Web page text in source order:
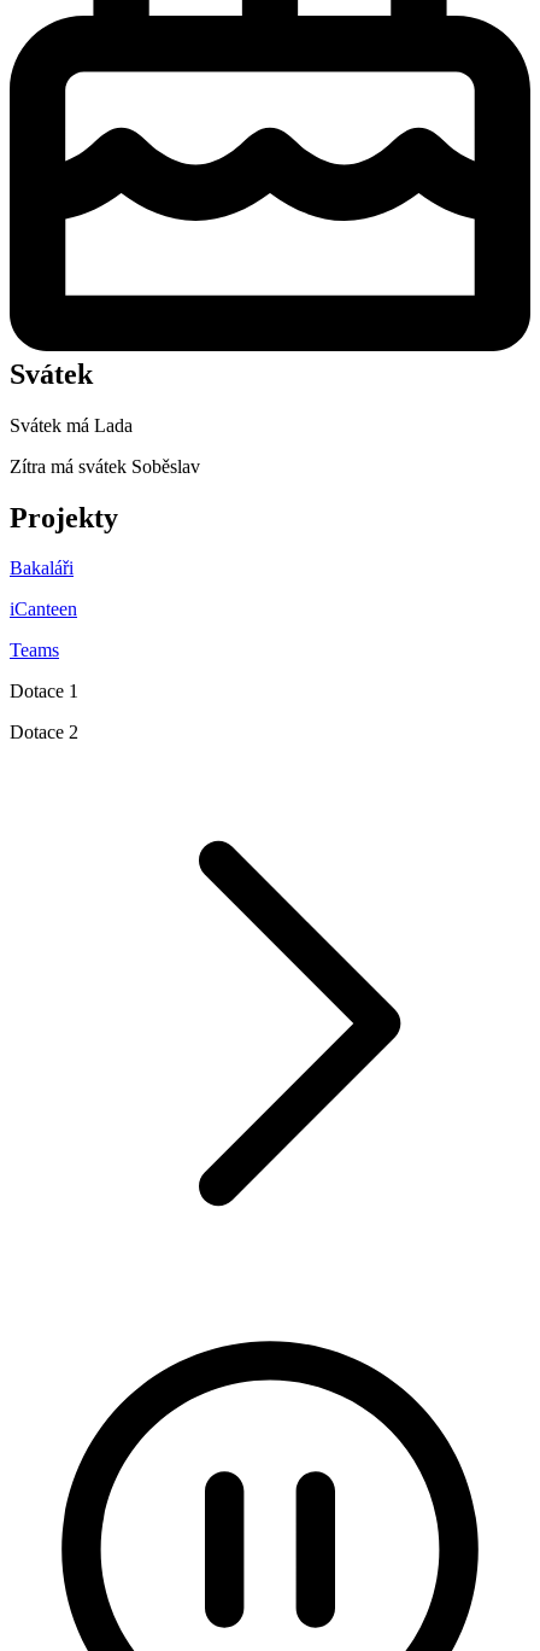
Svátek
Svátek má Lada
Zítra má svátek Soběslav
Projekty
Bakaláři
iCanteen
Teams
Dotace 1
Dotace 2